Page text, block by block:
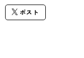
ポスト